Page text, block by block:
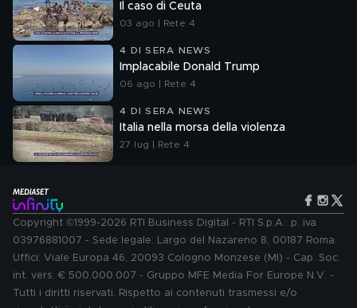
Il caso di Ceuta
03 ago | Rete 4
4 DI SERA NEWS
Implacabile Donald Trump
06 ago | Rete 4
4 DI SERA NEWS
Italia nella morsa della violenza
27 lug | Rete 4
Copyright ©1999-2026 RTI Business Digital - RTI S.p.A.: p. iva
03976881007 - Sede legale: Largo del Nazareno 8, 00187 Roma.
Uffici: Viale Europa 46, 20093 Cologno Monzese (MI) - Cap. Soc.
int. vers. € 500.000.007 - Gruppo MFE Media For Europe N.V. -
Tutti i diritti riservati. Rispetto ai contenuti trasmessi e/o